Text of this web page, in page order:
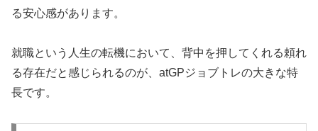
る安心感があります。
就職という人生の転機において、背中を押してくれる頼れ
る存在だと感じられるのが、atGPジョブトレの大きな特
長です。